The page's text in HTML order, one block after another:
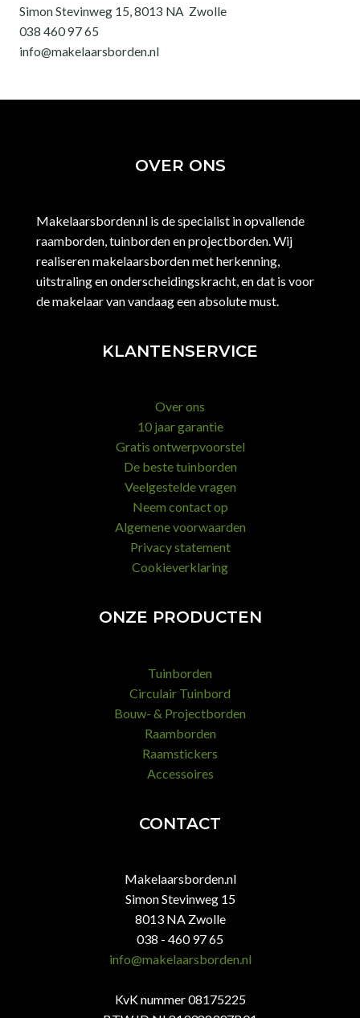
Simon Stevinweg 15, 8013 NA Zwolle
038 460 97 65
info@makelaarsborden.nl
OVER ONS
Makelaarsborden.nl is de specialist in opvallende
raamborden, tuinborden en projectborden. Wij
realiseren makelaarsborden met herkenning,
uitstraling en onderscheidingskracht, en dat is voor
de makelaar van vandaag een absolute must.
KLANTENSERVICE
Over ons
10 jaar garantie
Gratis ontwerpvoorstel
De beste tuinborden
Veelgestelde vragen
Neem contact op
Algemene voorwaarden
Privacy statement
Cookieverklaring
ONZE PRODUCTEN
Tuinborden
Circulair Tuinbord
Bouw- & Projectborden
Raamborden
Raamstickers
Accessoires
CONTACT
Makelaarsborden.nl
Simon Stevinweg 15
8013 NA Zwolle
038 - 460 97 65
info@makelaarsborden.nl
KvK nummer 08175225